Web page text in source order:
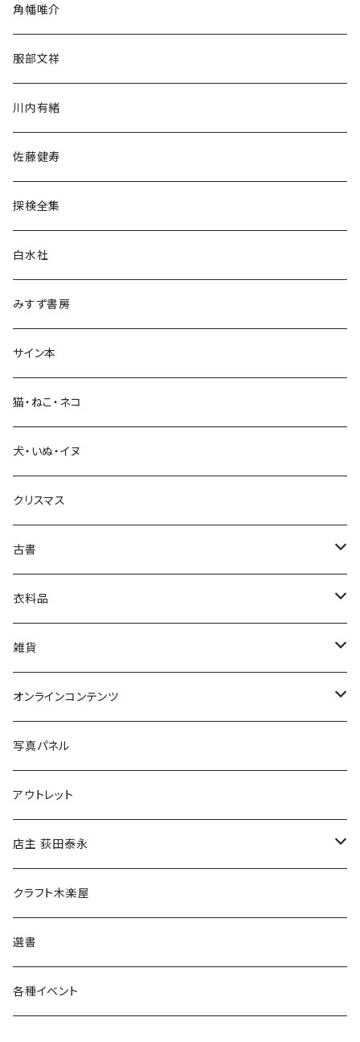
民族・風習
言語・ことば
生活・暮らし
芸術・絵画・写真
絵本・児童書
娯楽・エンターテインメント
角幡唯介
服部文祥
川内有緒
佐藤健寿
探検全集
白水社
みすず書房
サイン本
猫・ねこ・ネコ
犬・いぬ・イヌ
クリスマス
古書
古書セット
美術
衣料品
POLEWARDS
Tシャツ
雑貨
バッグ
ブックカバー
マグカップ
傘
食料品
その他
オンラインコンテンツ
冒険クロストーク
写真パネル
アウトレット
店主 荻田泰永
書籍
ウェア
クラフト木楽屋
選書
各種イベント